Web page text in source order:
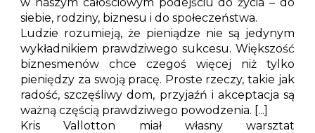
siebie, rodziny, biznesu i do społeczeństwa.
Ludzie rozumieją, że pieniądze nie są jedynym
wykładnikiem prawdziwego sukcesu. Większość
biznesmenów chce czegoś więcej niż tylko
pieniędzy za swoją pracę. Proste rzeczy, takie jak
radość, szczęśliwy dom, przyjaźń i akceptacja są
ważną częścią prawdziwego powodzenia. [...]
Kris Vallotton miał własny warsztat